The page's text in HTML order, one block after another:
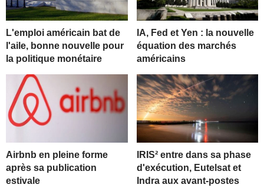
L'emploi américain bat de
l'aile, bonne nouvelle pour
la politique monétaire
IA, Fed et Yen : la nouvelle
équation des marchés
américains
Airbnb en pleine forme
après sa publication
estivale
IRIS² entre dans sa phase
d'exécution, Eutelsat et
Indra aux avant-postes